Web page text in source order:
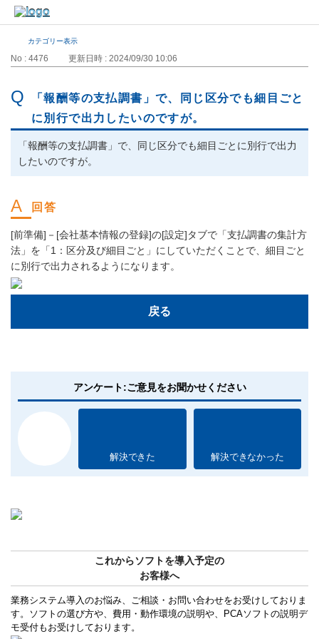
カテゴリー表示
No : 4476 更新日時 : 2024/09/30 10:06
「報酬等の支払調書」で、同じ区分でも細目ごと
に別行で出力したいのですが。
「報酬等の支払調書」で、同じ区分でも細目ごとに別行で出力
したいのですが。
[前準備]－[会社基本情報の登録]の[設定]タブで「支払調書の集計方
法」を「1：区分及び細目ごと」にしていただくことで、細目ごと
に別行で出力されるようになります。
戻る
アンケート:ご意見をお聞かせください
解決できた 解決できなかった
これからソフトを導入予定の
お客様へ
業務システム導入のお悩み、ご相談・お問い合わせをお受けしておりま
す。ソフトの選び方や、費用・動作環境の説明や、PCAソフトの説明デ
モ受付もお受けしております。